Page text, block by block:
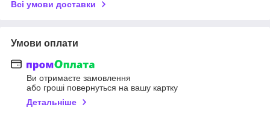
Всі умови доставки
Умови оплати
Ви отримаєте замовлення
або гроші повернуться на вашу картку
Детальніше